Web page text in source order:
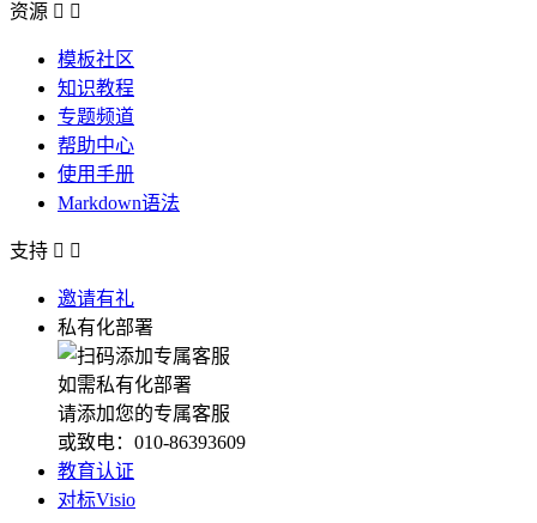
资源  
模板社区
知识教程
专题频道
帮助中心
使用手册
Markdown语法
支持  
邀请有礼
私有化部署
如需私有化部署
请添加您的专属客服
或致电：010-86393609
教育认证
对标Visio